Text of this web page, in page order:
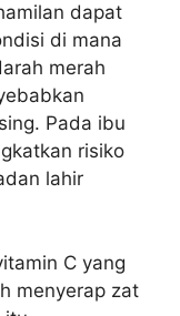
dapat
di mana
merah
Pada ibu
risiko
lahir
C yang
menyerap zat